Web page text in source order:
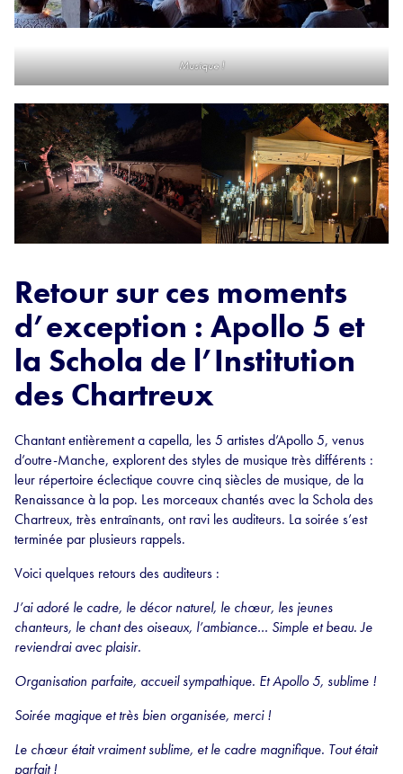
Musique !
Retour sur ces moments
d’exception : Apollo 5 et
la Schola de l’Institution
des Chartreux
Chantant entièrement a capella, les 5 artistes d’Apollo 5, venus
d’outre-Manche, explorent des styles de musique très différents :
leur répertoire éclectique couvre cinq siècles de musique, de la
Renaissance à la pop. Les morceaux chantés avec la Schola des
Chartreux, très entraînants, ont ravi les auditeurs. La soirée s’est
terminée par plusieurs rappels.
Voici quelques retours des auditeurs :
J’ai adoré le cadre, le décor naturel, le chœur, les jeunes
chanteurs, le chant des oiseaux, l’ambiance… Simple et beau. Je
reviendrai avec plaisir.
Organisation parfaite, accueil sympathique. Et Apollo 5, sublime !
Soirée magique et très bien organisée, merci !
Le chœur était vraiment sublime, et le cadre magnifique. Tout était
parfait !